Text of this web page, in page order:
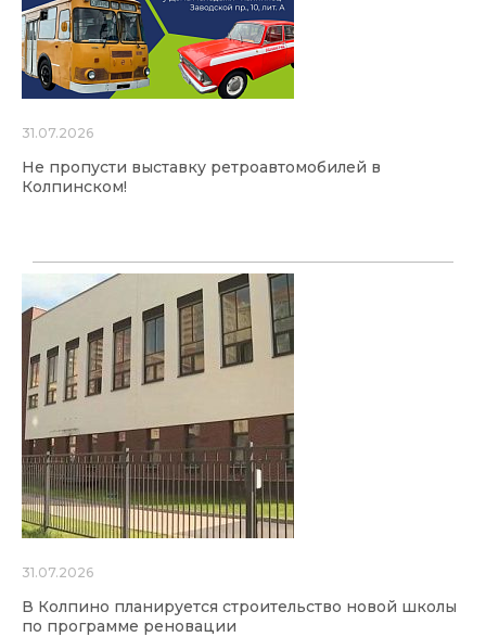
31.07.2026
Не пропусти выставку ретроавтомобилей в
Колпинском!
31.07.2026
В Колпино планируется строительство новой школы
по программе реновации